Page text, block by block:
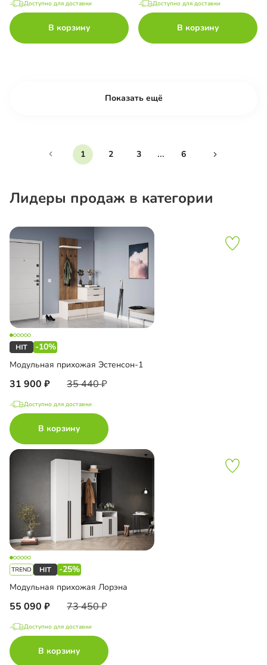
Доступно для доставки
В корзину
Доступно для доставки
В корзину
Показать ещё
1 2 3 ... 6
Лидеры продаж в категории
-10%
Модульная прихожая Эстенсон-1
31 900 35 440
Доступно для доставки
В корзину
-25%
Модульная прихожая Лорэна
55 090 73 450
Доступно для доставки
В корзину